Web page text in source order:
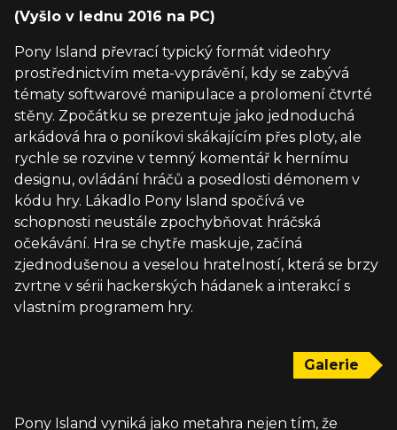
(Vyšlo v lednu 2016 na PC)
Pony Island převrací typický formát videohry
prostřednictvím meta-vyprávění, kdy se zabývá
tématy softwarové manipulace a prolomení čtvrté
stěny. Zpočátku se prezentuje jako jednoduchá
arkádová hra o poníkovi skákajícím přes ploty, ale
rychle se rozvine v temný komentář k hernímu
designu, ovládání hráčů a posedlosti démonem v
kódu hry. Lákadlo Pony Island spočívá ve
schopnosti neustále zpochybňovat hráčská
očekávání. Hra se chytře maskuje, začíná
zjednodušenou a veselou hratelností, která se brzy
zvrtne v sérii hackerských hádanek a interakcí s
vlastním programem hry.
Galerie
Pony Island vyniká jako metahra nejen tím, že